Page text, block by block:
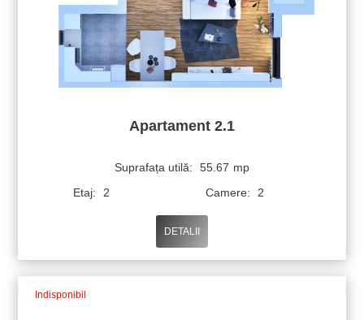
Apartament 2.1
Suprafața utilă: 55.67 mp
Etaj:
2 Camere: 2
DETALII
Indisponibil